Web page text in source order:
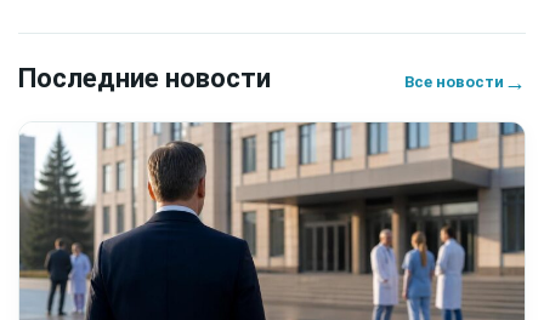
Последние новости Все новости →